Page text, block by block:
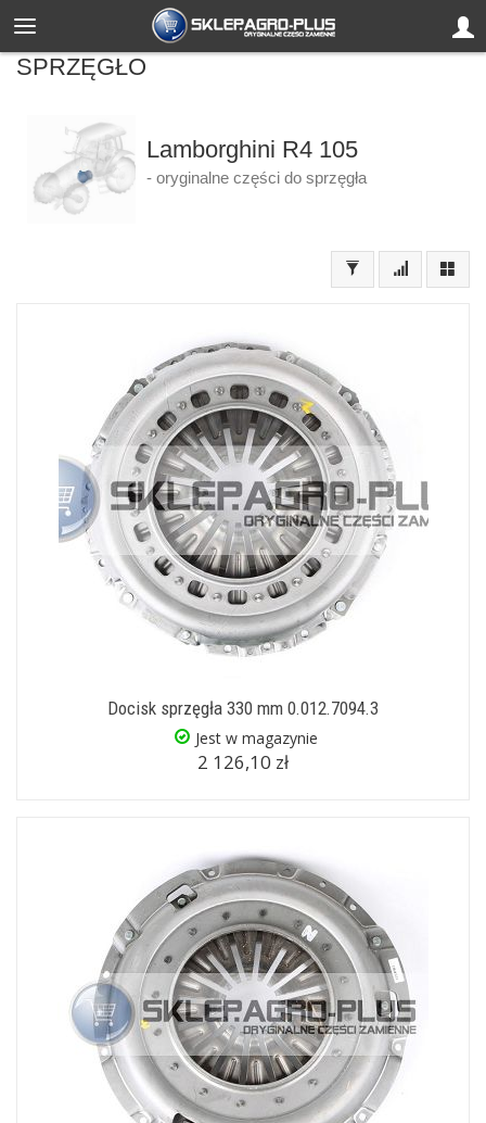
SPRZĘGŁO
Lamborghini R4 105
- oryginalne części do sprzęgła
Docisk sprzęgła 330 mm 0.012.7094.3
Jest w magazynie
2 126,10 zł